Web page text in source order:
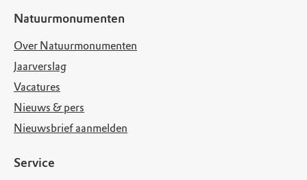
Natuurmonumenten
Over Natuurmonumenten
Jaarverslag
Vacatures
Nieuws & pers
Nieuwsbrief aanmelden
Service